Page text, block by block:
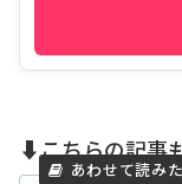
⬇️こちらの記事